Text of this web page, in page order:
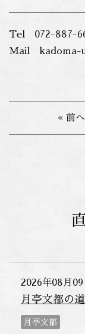
Tel 072-887-
Mail kadoma-
« 前へ
2026年08月09
月亭文都の
月亭文都